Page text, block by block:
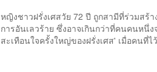
หญิงชาวฝรั่งเศสวัย 72 ปี ถูกสามีที่ร่วมสร้
การอันเลวร้าย ซึ่งอาจเกินกว่าที่คนคนหนึ่
สะเทือนใจครั้งใหญ่ของฝรั่งเศส' เมื่อคนที่